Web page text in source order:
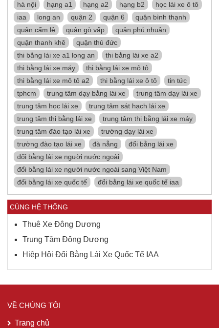
hà nội
hạng a1 hạng a2 hạng b2
học lái xe ô tô
iaa
long an quận 2 quận 6
quận bình thạnh
quận cẩm lệ
quận gò vấp
quận phú nhuận
quận thanh khê
quận thủ đức
thi bằng lái xe a1 long an
thi bằng lái xe a2
thi bằng lái xe máy
thi bằng lái xe mô tô
thi bằng lái xe mô tô a2
thi bằng lái xe ô tô
tin tức
tphcm
trung tâm dạy bằng lái xe
trung tâm dạy lái xe
trung tâm học lái xe
trung tâm sát hạch lái xe
trung tâm thi bằng lái xe
trung tâm thi bằng lái xe máy
trung tâm đào tạo lái xe
trường dạy lái xe
trường đào tạo lái xe
đà nẵng
đổi bằng lái xe
đổi bằng lái xe người nước ngoài
đổi bằng lái xe người nước ngoài sang Việt Nam
đổi bằng lái xe quốc tế
đổi bằng lái xe quốc tế iaa
CÙNG HỆ THỐNG
Thuê Xe Đông Dương
Trung Tâm Đông Dương
Hiệp Hội Đổi Bằng Lái Xe Quốc Tế IAA
VỀ CHÚNG TÔI
Trang chủ